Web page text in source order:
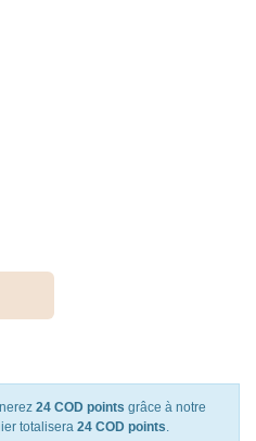
24 COD points grâce à notre
totalisera 24 COD points.